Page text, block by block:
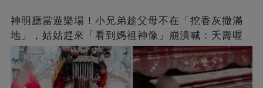
神明廳當遊樂場！小兄弟趁父母不在「挖香灰撒滿
地」，姑姑趕來「看到媽祖神像」崩潰喊：夭壽喔